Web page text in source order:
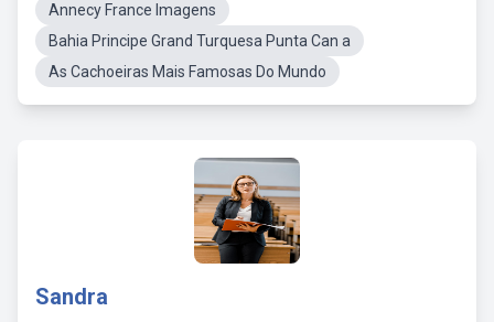
Annecy France Imagens
Bahia Principe Grand Turquesa Punta Can a
As Cachoeiras Mais Famosas Do Mundo
Sandra